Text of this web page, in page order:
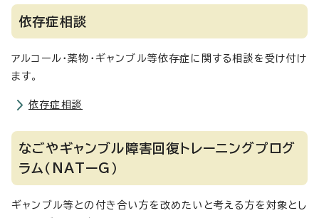
依存症相談
アルコール・薬物・ギャンブル等依存症に関する相談を受け付け
ます。
依存症相談
なごやギャンブル障害回復トレーニングプログ
ラム（NATーG）
ギャンブル等との付き合い方を改めたいと考える方を対象とし